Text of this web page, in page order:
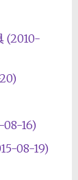
(2010-
08-16)
08-19)